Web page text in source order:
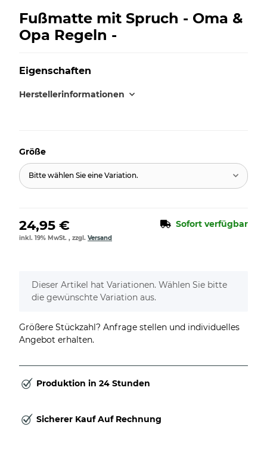
Fußmatte mit Spruch - Oma &
Opa Regeln -
Eigenschaften
Herstellerinformationen
Größe
Bitte wählen Sie eine Variation.
24,95 € Sofort verfügbar
inkl. 19% MwSt. , zzgl. Versand
x
Dieser Artikel hat Variationen. Wählen Sie bitte
die gewünschte Variation aus.
Größere Stückzahl? Anfrage stellen und individuelles
Angebot erhalten.
Produktion in 24 Stunden
Sicherer Kauf Auf Rechnung